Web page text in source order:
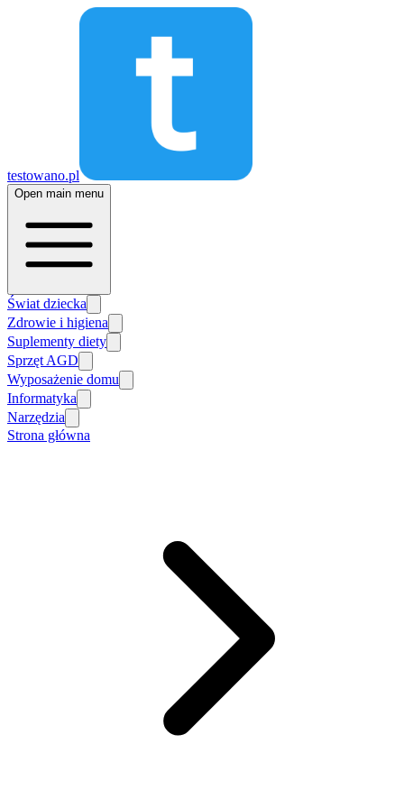
testowano.pl
Open main menu
Świat dziecka
Zdrowie i higiena
Suplementy diety
Sprzęt AGD
Wyposażenie domu
Informatyka
Narzędzia
Strona główna